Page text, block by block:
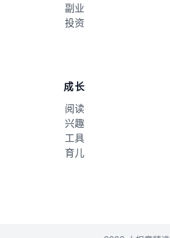
副业
投资
成长
阅读
兴趣
工具
育儿